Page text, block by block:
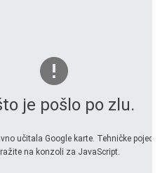
je pošlo po zlu.
učitala Google karte. Tehničke
na konzoli za JavaScript.